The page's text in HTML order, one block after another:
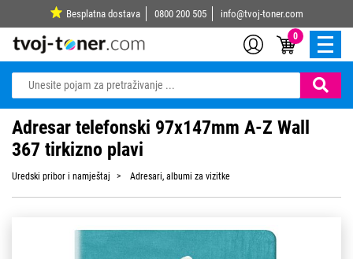
Besplatna dostava 0800 200 505 info@tvoj-toner.com
0
Adresar telefonski 97x147mm A-Z Wall
367 tirkizno plavi
Uredski pribor i namještaj Adresari, albumi za vizitke